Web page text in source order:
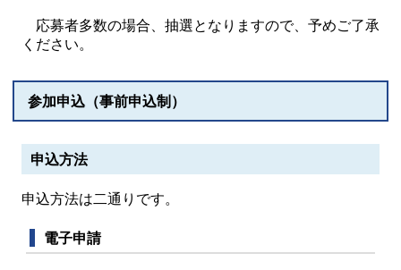
応募者多数の場合、抽選となりますので、予めご了承
ください。
参加申込（事前申込制）
申込方法
申込方法は二通りです。
電子申請